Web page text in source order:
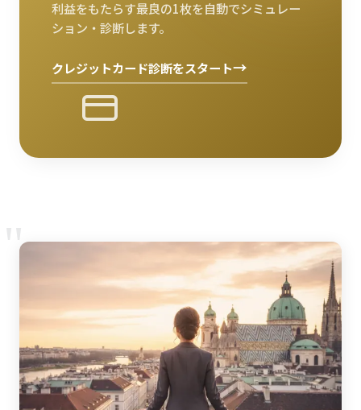
利益をもたらす最良の1枚を自動でシミュレー
ション・診断します。
クレジットカード診断をスタート→
"